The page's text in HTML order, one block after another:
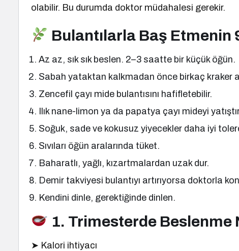
olabilir. Bu durumda doktor müdahalesi gerekir.
Bulantılarla Baş Etmenin
Az az, sık sık beslen. 2–3 saatte bir küçük öğün.
Sabah yataktan kalkmadan önce birkaç kraker
Zencefil çayı mide bulantısını hafifletebilir.
Ilık nane-limon ya da papatya çayı mideyi
Soğuk, sade ve kokusuz yiyecekler daha iyi
Sıvıları öğün aralarında tüket.
Baharatlı, yağlı, kızartmalardan uzak dur.
Demir takviyesi bulantıyı artırıyorsa doktorla
Kendini dinle, gerektiğinde dinlen.
1. Trimesterde Beslenme
➤ Kalori ihtiyacı